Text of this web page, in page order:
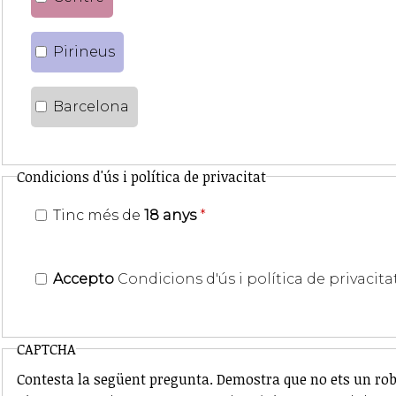
Pirineus
Barcelona
Condicions d'ús i política de privacitat
Tinc més de 18 anys *
Accepto Condicions d'ús i política de
CAPTCHA
Contesta la següent pregunta. Demostra que no ets un